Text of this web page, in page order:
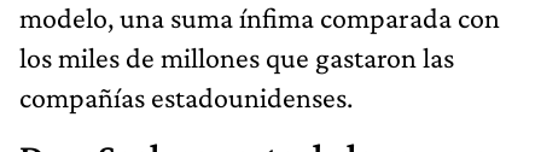
modelo, una suma ínfima comparada con
los miles de millones que gastaron las
compañías estadounidenses.